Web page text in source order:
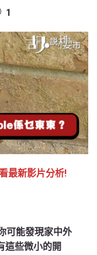
1
最新影片分析!
可能發現家中外
這些微小的開